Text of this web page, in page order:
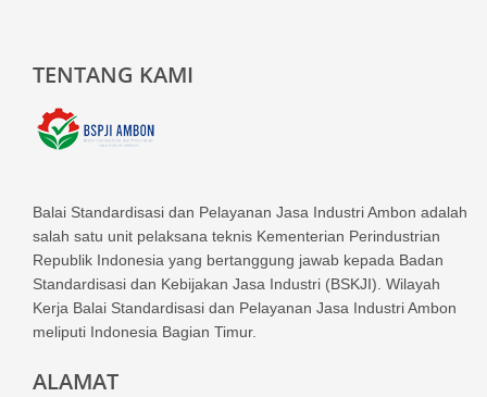
TENTANG KAMI
Balai Standardisasi dan Pelayanan Jasa Industri Ambon adalah
salah satu unit pelaksana teknis Kementerian Perindustrian
Republik Indonesia yang bertanggung jawab kepada Badan
Standardisasi dan Kebijakan Jasa Industri (BSKJI). Wilayah
Kerja Balai Standardisasi dan Pelayanan Jasa Industri Ambon
meliputi Indonesia Bagian Timur.
ALAMAT